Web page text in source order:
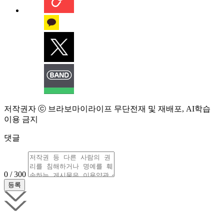
저작권자 ⓒ 브라보마이라이프 무단전재 및 재배포, AI학습
이용 금지
댓글
0 / 300